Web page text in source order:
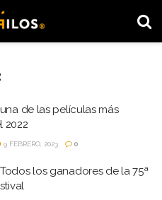
de las películas más
2022
9 FEBRERO, 2023 0
los ganadores de la 75ª